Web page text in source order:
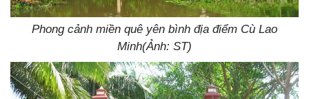
Phong cảnh miền quê yên bình địa điểm Cù Lao
Minh(Ảnh: ST)